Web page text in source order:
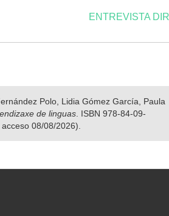
ENTREVISTA
Polo, Lidia Gómez García, Paula
de linguas . ISBN 978-84-09-
08/08/2026).